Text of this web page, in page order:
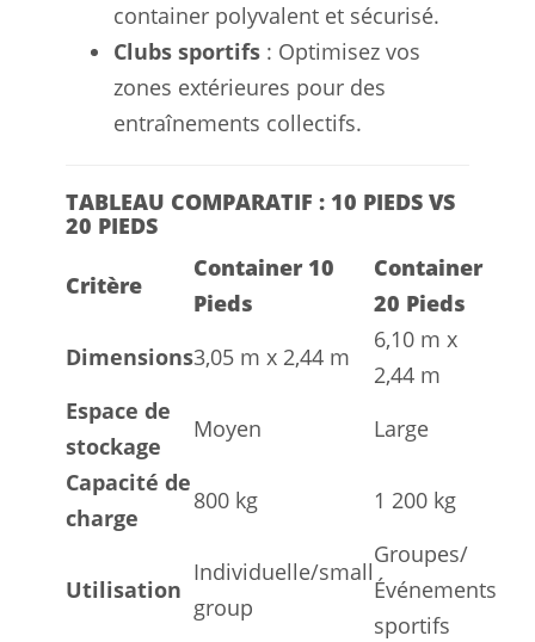
container polyvalent et sécurisé.
Clubs sportifs : Optimisez vos
zones extérieures pour des
entraînements collectifs.
TABLEAU COMPARATIF : 10 PIEDS VS
20 PIEDS
Critère
Container 10
Pieds
Container
20 Pieds
Dimensions3,05 m x 2,44 m
6,10 m x
2,44 m
Espace de
stockage
Moyen
Large
Capacité de
charge
800 kg 1 200 kg
Utilisation
Individuelle/small
group
Groupes/
Événements
sportifs